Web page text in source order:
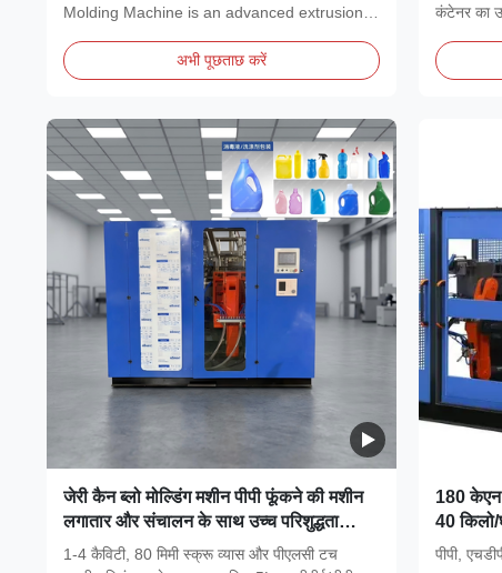
Molding Machine is an advanced extrusion
अभी पूछताछ करें
कंटेनर का
जेरी कैन ब्लो मोल्डिंग मशीन पीपी फूंकने की मशीन
लगातार और संचालन के साथ उच्च परिशुद्धता
प्लास्टिक जेरी डिब्बे का उत्पादन करने में सक्षम
1-4 कैविटी, 80 मिमी स्क्रू व्यास और पीएलसी टच
180 केएन
40
एक्सट्रूज़न
पीपी,